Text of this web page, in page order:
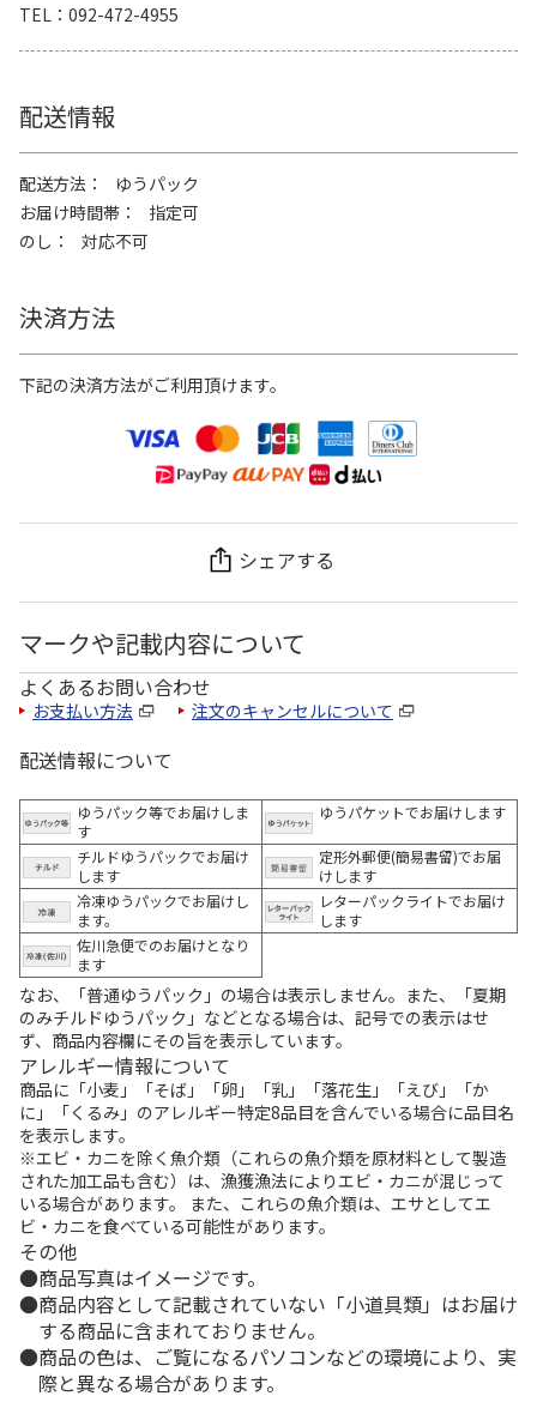
TEL
092-472-4955
配送情報
配送方法
ゆうパック
お届け時間帯
指定可
のし
対応不可
決済方法
下記の決済方法がご利用頂けます。
シェアする
マークや記載内容について
よくあるお問い合わせ
お支払い方法 注文のキャンセルについて
配送情報について
ゆうパック等でお届けしま
す
ゆうパケットでお届けします
チルドゆうパックでお届け
します
定形外郵便(簡易書留)でお届
けします
冷凍ゆうパックでお届けし
ます。
レターパックライトでお届け
します
佐川急便でのお届けとなり
ます
なお、「普通ゆうパック」の場合は表示しません。また、「夏期
のみチルドゆうパック」などとなる場合は、記号での表示はせ
ず、商品内容欄にその旨を表示しています。
アレルギー情報について
商品に「小麦」「そば」「卵」「乳」「落花生」「えび」「か
に」「くるみ」のアレルギー特定8品目を含んでいる場合に品目名
を表示します。
※エビ・カニを除く魚介類（これらの魚介類を原材料として製造
された加工品も含む）は、漁獲漁法によりエビ・カニが混じって
いる場合があります。 また、これらの魚介類は、エサとしてエ
ビ・カニを食べている可能性があります。
その他
商品写真はイメージです。
商品内容として記載されていない「小道具類」はお届け
する商品に含まれておりません。
商品の色は、ご覧になるパソコンなどの環境により、実
際と異なる場合があります。